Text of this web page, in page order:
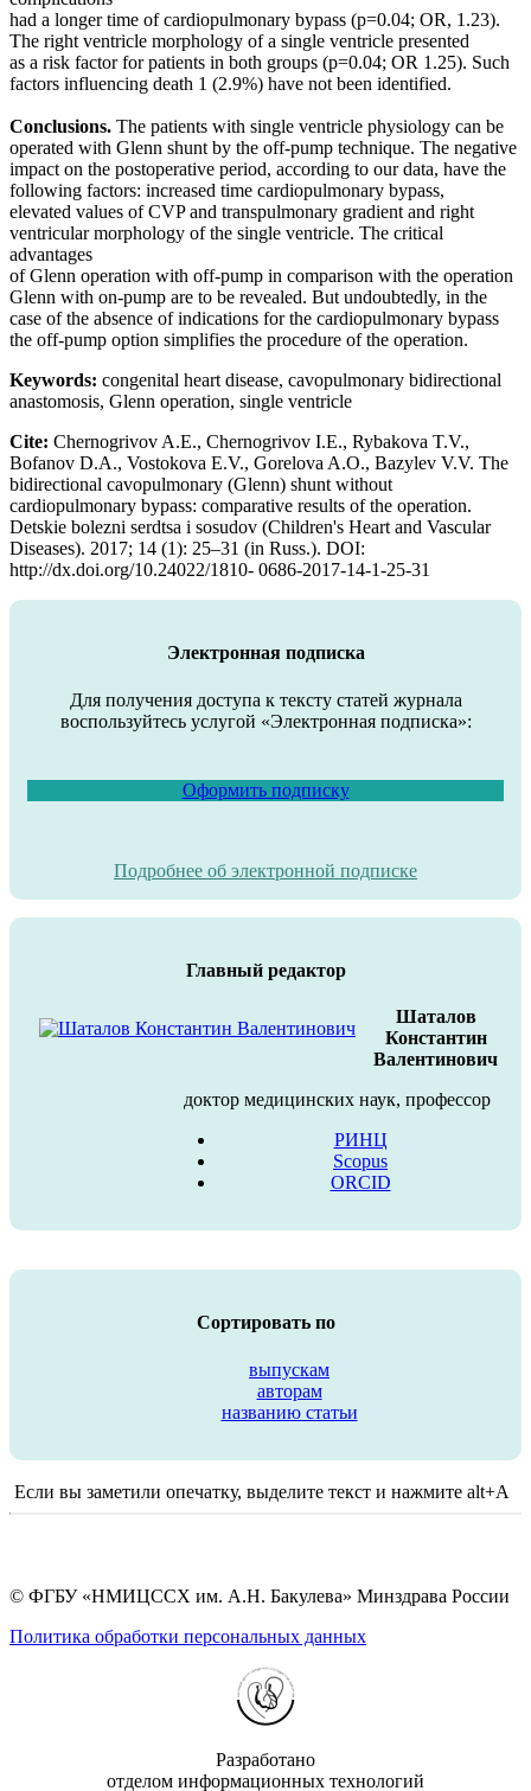
had a longer time of cardiopulmonary bypass (p=0.04; OR, 1.23).
The right ventricle morphology of a single ventricle presented
as a risk factor for patients in both groups (p=0.04; OR 1.25). Such
factors influencing death 1 (2.9%) have not been identified.
Conclusions. The patients with single ventricle physiology can be
operated with Glenn shunt by the off-pump technique. The negative
impact on the postoperative period, according to our data, have the
following factors: increased time cardiopulmonary bypass,
elevated values of CVP and transpulmonary gradient and right
ventricular morphology of the single ventricle. The critical
advantages
of Glenn operation with off-pump in comparison with the operation
Glenn with on-pump are to be revealed. But undoubtedly, in the
case of the absence of indications for the cardiopulmonary bypass
the off-pump option simplifies the procedure of the operation.
Keywords: congenital heart disease, cavopulmonary bidirectional
anastomosis, Glenn operation, single ventricle
Cite: Chernogrivov A.E., Chernogrivov I.E., Rybakova T.V.,
Bofanov D.A., Vostokova E.V., Gorelova A.O., Bazylev V.V. The
bidirectional cavopulmonary (Glenn) shunt without
cardiopulmonary bypass: сomparative results of the operation.
Detskie bolezni serdtsa i sosudov (Children's Heart and Vascular
Diseases). 2017; 14 (1): 25–31 (in Russ.). DOI:
http://dx.doi.org/10.24022/1810- 0686-2017-14-1-25-31
Электронная подписка
Для получения доступа к тексту статей журнала
воспользуйтесь услугой «Электронная подписка»:
Оформить подписку
Подробнее об электронной подписке
Главный редактор
Шаталов
Константин
Валентинович
доктор медицинских наук, профессор
РИНЦ
Scopus
ORCID
Сортировать по
выпускам
авторам
названию статьи
Если вы заметили опечатку, выделите текст и нажмите alt+A
© ФГБУ «НМИЦССХ им. А.Н. Бакулева» Минздрава России
Политика обработки персональных данных
Разработано
отделом информационных технологий